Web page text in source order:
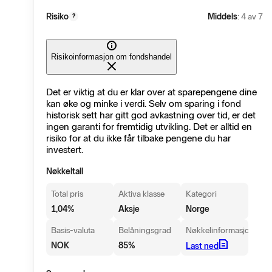
Risiko ? Middels: 4 av 7
Risikoinformasjon om fondshandel
Det er viktig at du er klar over at sparepengene dine
kan øke og minke i verdi. Selv om sparing i fond
historisk sett har gitt god avkastning over tid, er det
ingen garanti for fremtidig utvikling. Det er alltid en
risiko for at du ikke får tilbake pengene du har
investert.
Nøkkeltall
Total pris
1,04%
Aktiva klasse
Aksje
Kategori
Norge
Basis-valuta
NOK
Belåningsgrad
85%
Nøkkelinformasjon
Last ned